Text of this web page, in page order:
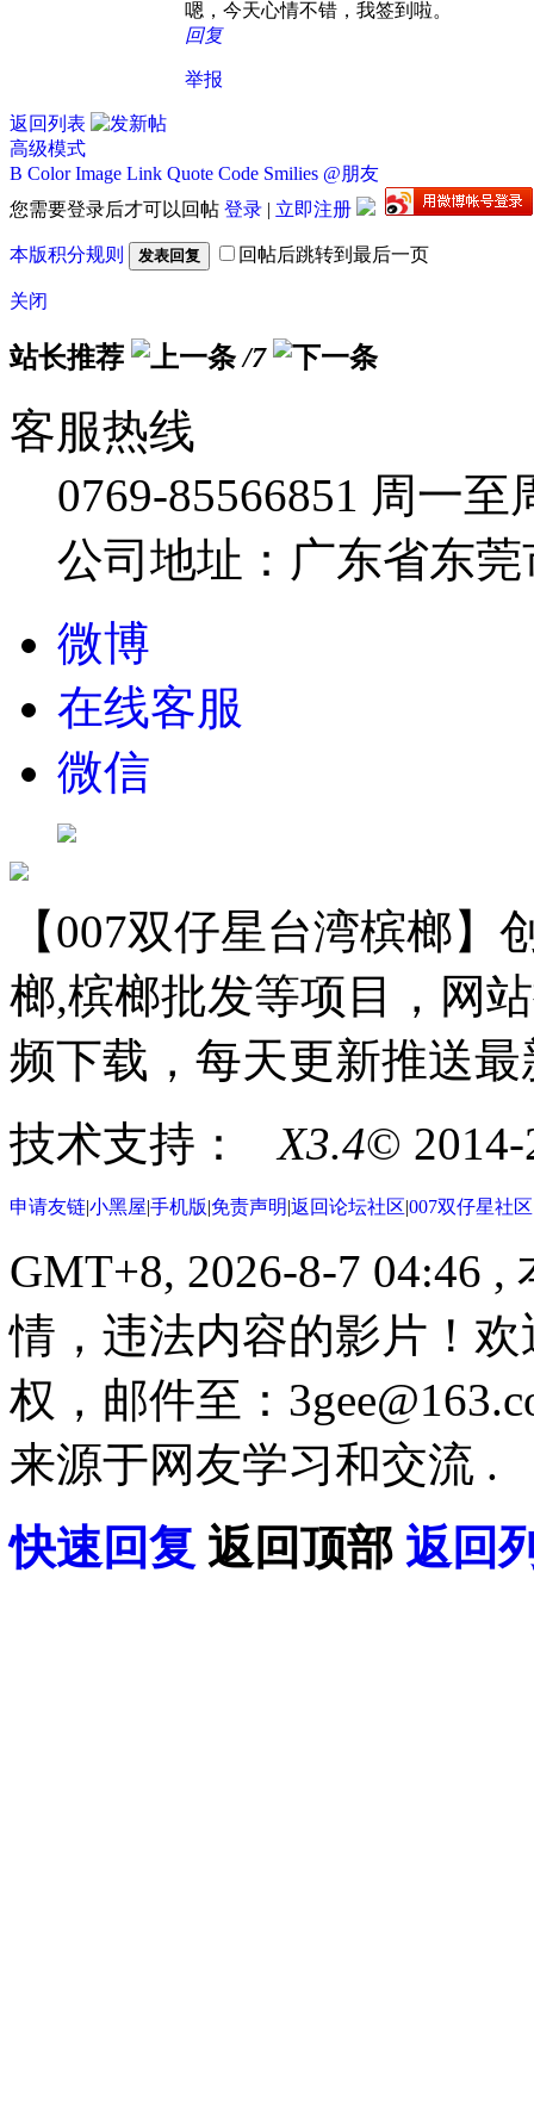
嗯，今天心情不错，我签到啦。
回复
举报
返回列表
高级模式
B Color Image Link Quote Code Smilies @朋友
您需要登录后才可以回帖 登录 | 立即注册
本版积分规则 发表回复 回帖后跳转到最后一页
关闭
站长推荐 /7
客服热线
0769-85566851 周一至
公司地址：广东省东
微博
在线客服
微信
【007双仔星台湾槟榔
榔,槟榔批发等项目，网
频下载，每天更新推送
技术支持：
X3.4©
申请友链|小黑屋|手机版|免责声明|返回论坛社区|007双仔星社
GMT+8, 2026-8-7 04:46 ,
情，违法内容的影片！
权，邮件至：
来源于网友学习和交流 .
快速回复 返回顶部 返回